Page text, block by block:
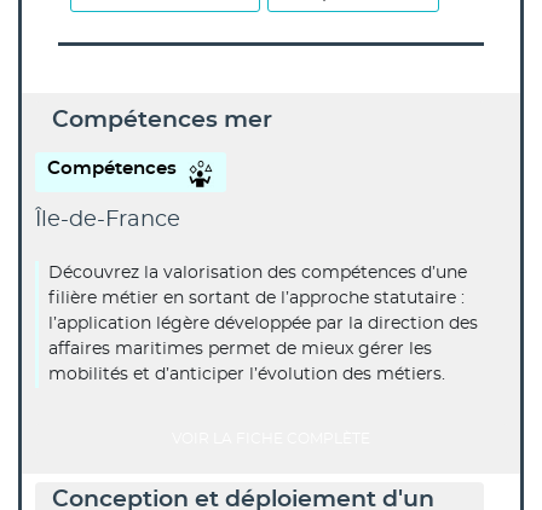
Compétences mer
Compétences
Île-de-France
Découvrez la valorisation des compétences d’une
filière métier en sortant de l’approche statutaire :
l’application légère développée par la direction des
affaires maritimes permet de mieux gérer les
mobilités et d’anticiper l’évolution des métiers.
Conception et déploiement d'un